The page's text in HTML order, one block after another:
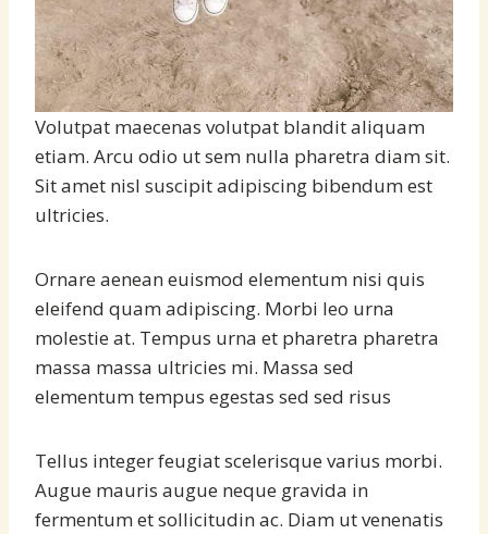
Volutpat maecenas volutpat blandit aliquam
etiam. Arcu odio ut sem nulla pharetra diam sit.
Sit amet nisl suscipit adipiscing bibendum est
ultricies.
Ornare aenean euismod elementum nisi quis
eleifend quam adipiscing. Morbi leo urna
molestie at. Tempus urna et pharetra pharetra
massa massa ultricies mi. Massa sed
elementum tempus egestas sed sed risus
Tellus integer feugiat scelerisque varius morbi.
Augue mauris augue neque gravida in
fermentum et sollicitudin ac. Diam ut venenatis